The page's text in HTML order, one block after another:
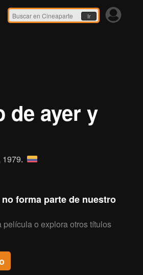
Ir
de ayer y
1979.
forma parte de nuestro
película o explora otros títulos